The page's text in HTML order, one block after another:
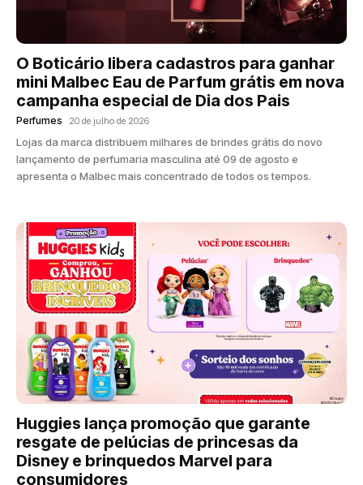
O Boticário libera cadastros para ganhar
mini Malbec Eau de Parfum grátis em nova
campanha especial de Dia dos Pais
Perfumes 20 de julho de 2026
Lojas da marca distribuem milhares de brindes grátis do novo
lançamento de perfumaria masculina até 09 de agosto e
apresenta o Malbec mais concentrado de todos os tempos.
Huggies lança promoção que garante
resgate de pelúcias de princesas da
Disney e brinquedos Marvel para
consumidores